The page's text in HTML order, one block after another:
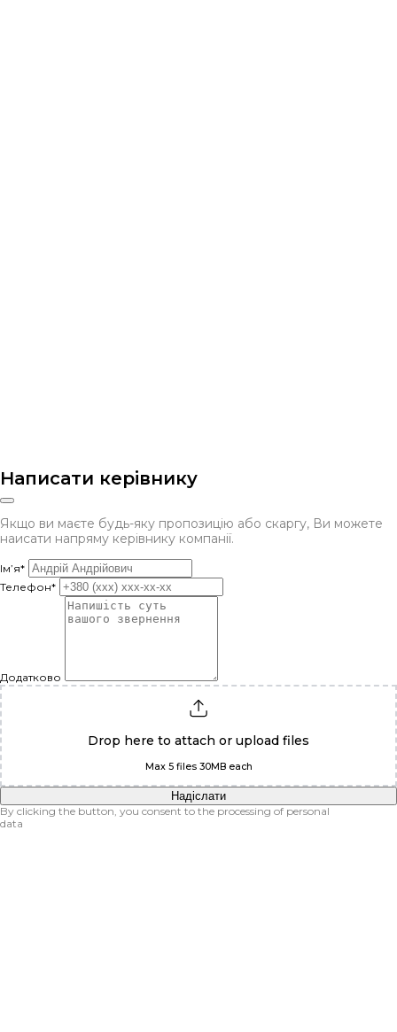
Написати керівнику
Якщо ви маєте будь-яку пропозицію або скаргу, Ви можете
наисати напряму керівнику компанії.
Ім’я*
Телефон*
Додатково
Drop here to attach or upload files
Max 5 files 30MB each
Надіслати
By clicking the button, you consent to the processing of personal
data